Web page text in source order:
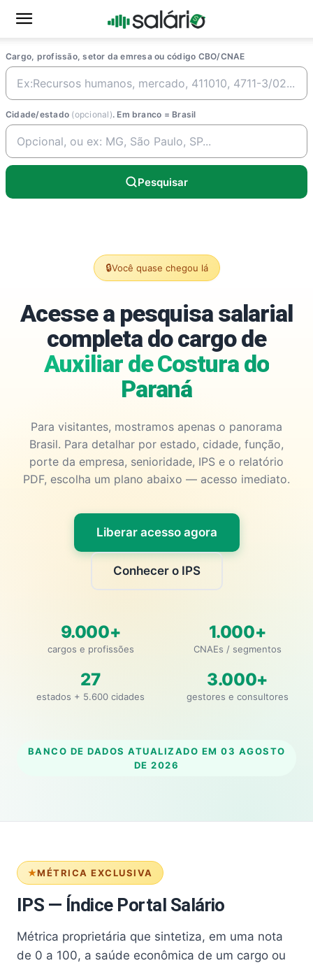
Cargo, profissão, setor da emresa ou código CBO/CNAE
Cidade/estado (opcional). Em branco = Brasil
Pesquisar
🔒Você quase chegou lá
Acesse a pesquisa salarial
completa do cargo de
Auxiliar de Costura do
Paraná
Para visitantes, mostramos apenas o panorama
Brasil. Para detalhar por estado, cidade, função,
porte da empresa, senioridade, IPS e o relatório
PDF, escolha um plano abaixo — acesso imediato.
Liberar acesso agora
Conhecer o IPS
9.000+
cargos e profissões
1.000+
CNAEs / segmentos
27
estados + 5.600 cidades
3.000+
gestores e consultores
BANCO DE DADOS ATUALIZADO EM 03 AGOSTO
DE 2026
MÉTRICA EXCLUSIVA
IPS — Índice Portal Salário
Métrica proprietária que sintetiza, em uma nota
de 0 a 100, a saúde econômica de um cargo ou